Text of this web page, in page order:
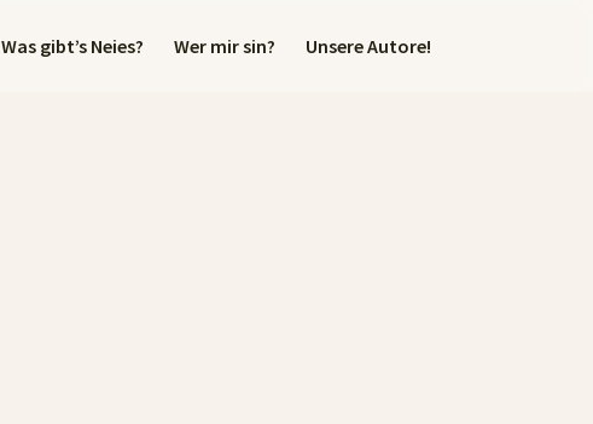
Was gibt’s Neies? Wer mir sin? Unsere Autore!